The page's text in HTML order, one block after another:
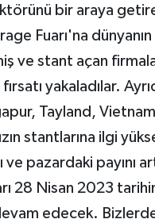
bir araya
Fuarı'na
ve stant açan
yakaladılar.
Tayland,
stantlarına ilgi
ve pazardaki payını
28 Nisan 2023
edecek.